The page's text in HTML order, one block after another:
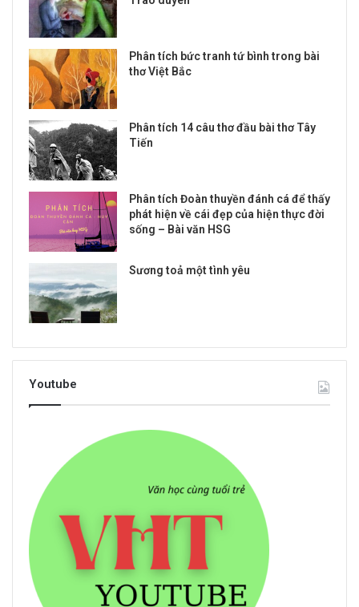
Phân tích bức tranh tứ bình trong bài
thơ Việt Bắc
Phân tích 14 câu thơ đầu bài thơ Tây
Tiến
Phân tích Đoàn thuyền đánh cá để thấy
phát hiện về cái đẹp của hiện thực đời
sống – Bài văn HSG
Sương toả một tình yêu
Youtube